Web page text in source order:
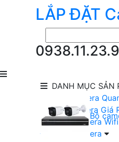
LẮP ĐẶT
DANH MỤC SẢN
Bộ
lắp Đặt Camera
Lắp Bộ Camera Giá
Lắp Đặt Camera Wifi
Đầu Ghi Camera